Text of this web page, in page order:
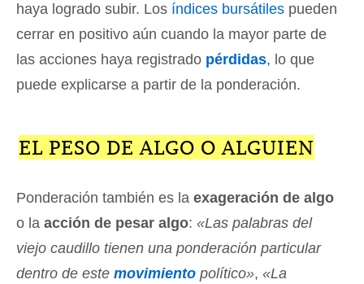
haya logrado subir. Los índices bursátiles pueden
cerrar en positivo aún cuando la mayor parte de
las acciones haya registrado pérdidas, lo que
puede explicarse a partir de la ponderación.
EL PESO DE ALGO O ALGUIEN
Ponderación también es la exageración de algo
o la acción de pesar algo: «Las palabras del
viejo caudillo tienen una ponderación particular
dentro de este movimiento político», «La